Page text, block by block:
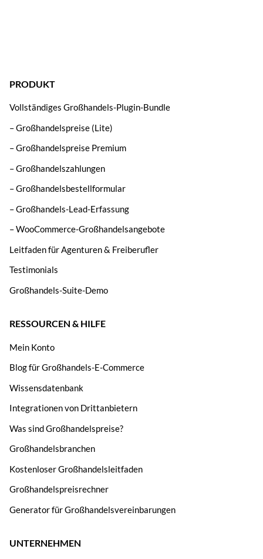
PRODUKT
Vollständiges Großhandels-Plugin-Bundle
– Großhandelspreise (Lite)
– Großhandelspreise Premium
– Großhandelszahlungen
– Großhandelsbestellformular
– Großhandels-Lead-Erfassung
– WooCommerce-Großhandelsangebote
Leitfaden für Agenturen & Freiberufler
Testimonials
Großhandels-Suite-Demo
RESSOURCEN & HILFE
Mein Konto
Blog für Großhandels-E-Commerce
Wissensdatenbank
Integrationen von Drittanbietern
Was sind Großhandelspreise?
Großhandelsbranchen
Kostenloser Großhandelsleitfaden
Großhandelspreisrechner
Generator für Großhandelsvereinbarungen
UNTERNEHMEN